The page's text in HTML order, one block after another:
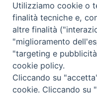
Statuto
Presidenza e ufficio
Consiglio scientifico
Coordinamento
Utilizziamo cookie o
finalità tecniche e,
altre finalità
"miglioramento
"targeting e
cookie policy.
Cliccando su
cookie. Cliccando su